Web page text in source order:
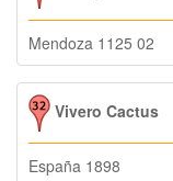
Mendoza 1125 02
Vivero Cactus
España 1898